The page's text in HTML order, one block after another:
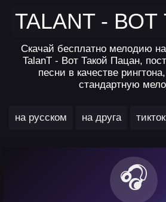
TALANT -
Скачай бесплатно мелодию
TalanT - Вот Такой Пацан,
песни в качестве
стандартную
на русском
на друга
тикток
🎧